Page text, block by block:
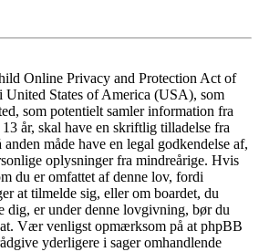
Online Privacy and Protection Act of
United States of America (USA), som
som potentielt samler information fra
år, skal have en skriftlig tilladelse fra
måde have en legal godkendelse af,
oplysninger fra mindreårige. Hvis
du er omfattet af denne lov, fordi
at tilmelde sig, eller om boardet, du
dig, er under denne lovgivning, bør du
Vær venligst opmærksom på at phpBB
yderligere i sager omhandlende